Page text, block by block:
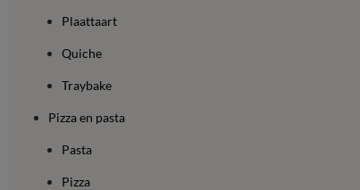
Plaattaart
Quiche
Traybake
Pizza en pasta
Pasta
Pizza